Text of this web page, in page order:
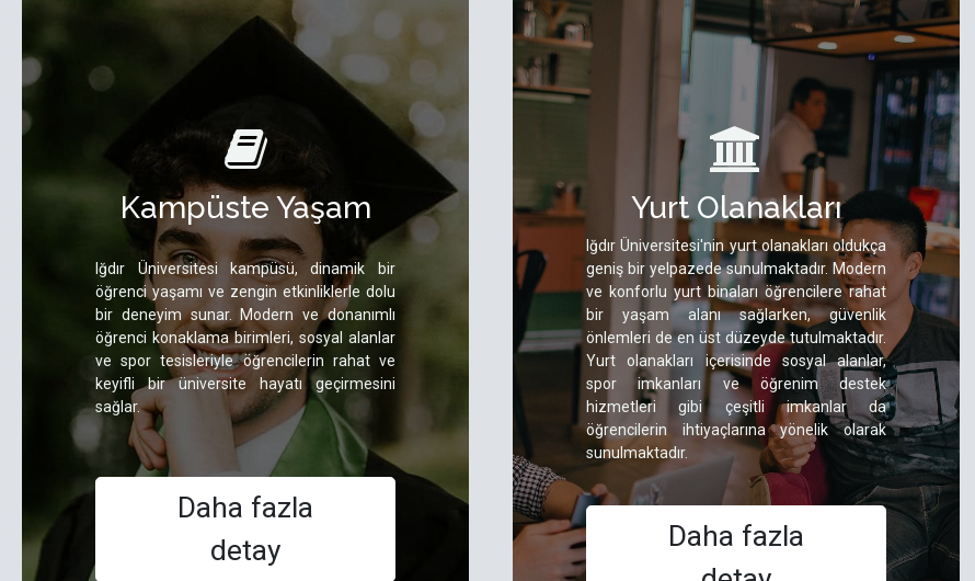
Kampüste Yaşam
Iğdır Üniversitesi kampüsü, dinamik bir
öğrenci yaşamı ve zengin etkinliklerle dolu
bir deneyim sunar. Modern ve donanımlı
öğrenci konaklama birimleri, sosyal alanlar
ve spor tesisleriyle öğrencilerin rahat ve
keyifli bir üniversite hayatı geçirmesini
sağlar.
Daha fazla
detay
Yurt Olanakları
Iğdır Üniversitesi'nin yurt olanakları oldukça
geniş bir yelpazede sunulmaktadır. Modern
ve konforlu yurt binaları öğrencilere rahat
bir yaşam alanı sağlarken, güvenlik
önlemleri de en üst düzeyde tutulmaktadır.
Yurt olanakları içerisinde sosyal alanlar,
spor imkanları ve öğrenim destek
hizmetleri gibi çeşitli imkanlar da
öğrencilerin ihtiyaçlarına yönelik olarak
sunulmaktadır.
Daha fazla